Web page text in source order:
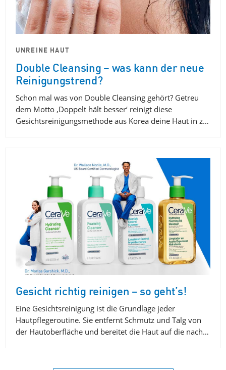
UNREINE HAUT
Double Cleansing – was kann der neue
Reinigungstrend?
Schon mal was von Double Cleansing gehört? Getreu
dem Motto ‚Doppelt hält besser‘ reinigt diese
Gesichtsreinigungsmethode aus Korea deine Haut in z…
Gesicht richtig reinigen – so geht’s!
Eine Gesichtsreinigung ist die Grundlage jeder
Hautpflegeroutine. Sie entfernt Schmutz und Talg von
der Hautoberfläche und bereitet die Haut auf die nach…